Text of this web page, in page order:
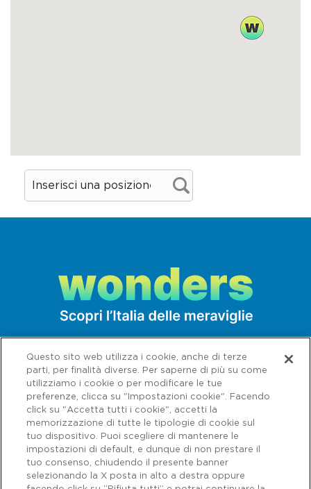
Questo sito web utilizza i cookie, anche di terze
parti, per finalità diverse. Per saperne di più su come
utilizziamo i cookie o per modificare le tue
preferenze, clicca su "Impostazioni cookie". Facendo
click su "Accetta tutti i cookie", accetti la
memorizzazione di tutte le tipologie di cookie sul
tuo dispositivo. Puoi scegliere di mantenere le
impostazioni di default, e dunque di non prestare il
tuo consenso, chiudendo il presente banner
selezionando la X posta in alto a destra oppure